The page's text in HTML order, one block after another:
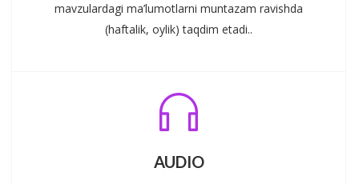
mavzulardagi ma’lumotlarni muntazam ravishda
(haftalik, oylik) taqdim etadi..
AUDIO